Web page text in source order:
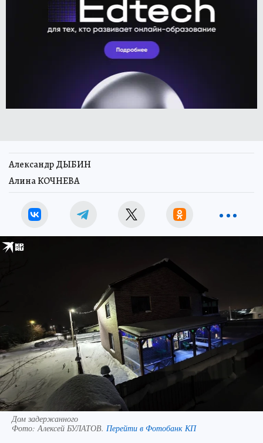
Александр ДЫБИН
Алина КОЧНЕВА
Дом задержанного
Фото:Алексей БУЛАТОВ. Перейти в Фотобанк КП